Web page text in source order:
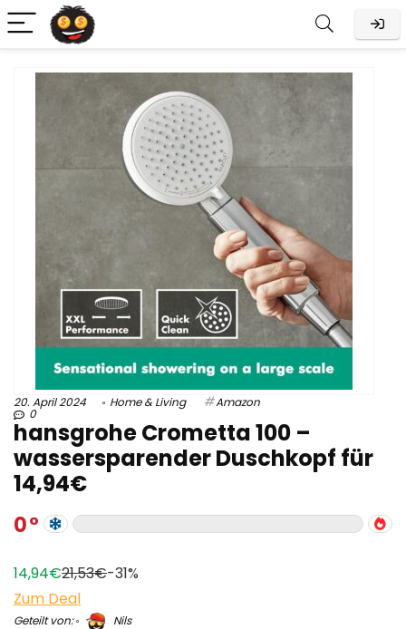
20. April 2024 Home & Living Amazon
0
hansgrohe Crometta 100 –
wassersparender Duschkopf für
14,94€
0
14,94€21,53€-31%
Zum Deal
Geteilt von: Nils